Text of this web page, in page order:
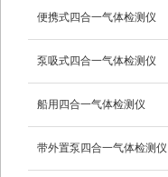
便携式四合一气体检测仪
泵吸式四合一气体检测仪
船用四合一气体检测仪
带外置泵四合一气体检测仪